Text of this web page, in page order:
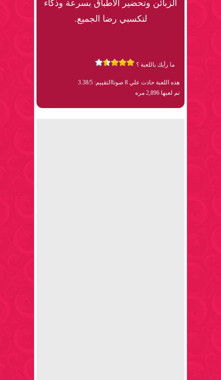
الزبائن وتحضير الاطباق بسرعة وذكاء
لتكسبي رضا الجميع.
ما رأيك باللعبة ؟
هذه اللعبة حاذت علي 8 صوتا
التقييم: 3.38/5
تم لعبها 2,896 مره